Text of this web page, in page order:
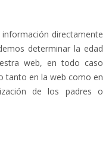
directamente
determinar la edad
web, en todo caso
tanto en la web como en
de los padres o